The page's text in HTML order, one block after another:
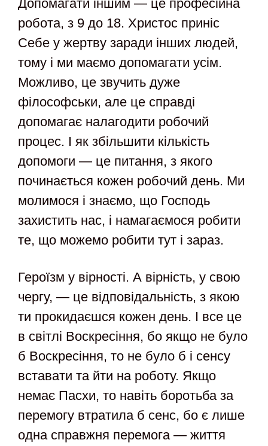
Допомагати іншим — це професійна
робота, з 9 до 18. Христос приніс
Себе у жертву заради інших людей,
тому і ми маємо допомагати усім.
Можливо, це звучить дуже
філософськи, але це справді
допомагає налагодити робочий
процес. І як збільшити кількість
допомоги — це питання, з якого
починається кожен робочий день. Ми
молимося і знаємо, що Господь
захистить нас, і намагаємося робити
те, що можемо робити тут і зараз.
Героїзм у вірності. А вірність, у свою
чергу, — це відповідальність, з якою
ти прокидаєшся кожен день. І все це
в світлі Воскресіння, бо якщо не було
б Воскресіння, то не було б і сенсу
вставати та йти на роботу. Якщо
немає Пасхи, то навіть боротьба за
перемогу втратила б сенс, бо є лише
одна справжня перемога — життя